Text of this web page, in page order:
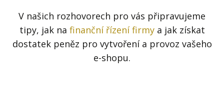
Hledaná fráze Hledat
V našich rozhovorech pro vás připravujeme
tipy, jak na finanční řízení firmya jak získat
dostatek peněz pro vytvoření a provoz vašeho
e-shopu.